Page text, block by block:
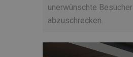
unerwünschte Besucher
abzuschrecken.